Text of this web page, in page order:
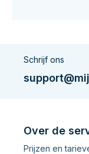
Schrijf ons
Over de
Prijzen en